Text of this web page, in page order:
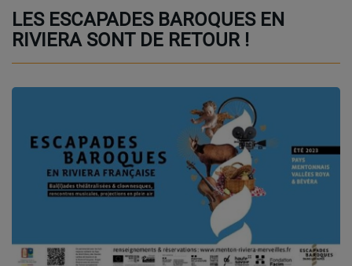
ECOUTER
RECHERCHE DE TITRES
LIVE DJ
EQUIPES
Team Building Radio
LES ESCAPADES BAROQUES EN
RIVIERA SONT DE RETOUR !